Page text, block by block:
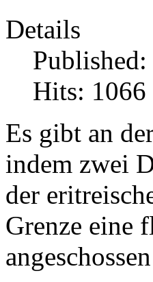
Details
Hits: 1066
Es gibt an
indem zwei
der
Grenze eine